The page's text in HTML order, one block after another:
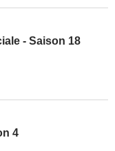
- Saison 18
4